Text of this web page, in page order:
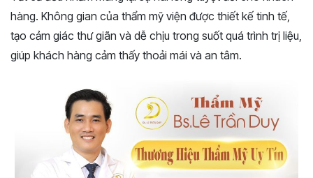
hàng. Không gian của thẩm mỹ viện được thiết kế tinh tế,
tạo cảm giác thư giãn và dễ chịu trong suốt quá trình trị liệu,
giúp khách hàng cảm thấy thoải mái và an tâm.